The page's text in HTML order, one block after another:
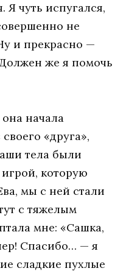
Я чуть испугался,
не
и прекрасно —
же я помочь
начала
«друга»,
тела были
которую
мы с ней стали
с тяжелым
мне: «Сашка,
Спасибо… — я
сладкие пухлые